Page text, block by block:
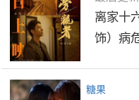
离家十
饰）病
糖果